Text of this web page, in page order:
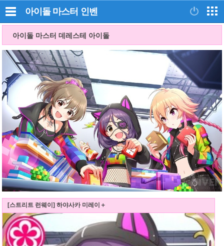
아이돌 마스터 인벤
아이돌 마스터 데레스테 아이돌
[스트리트 런웨이] 하야사카 미레이＋